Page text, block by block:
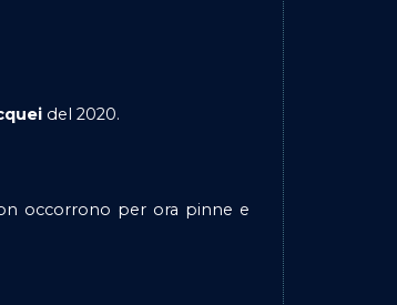
del 2020.
occorrono per ora pinne e